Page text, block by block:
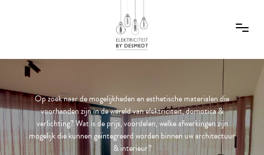
Op zoek naar de mogelijkheden en esthetische materialen die
voorhanden zijn in de wereld van elektriciteit, domotica &
verlichting? Wat is de prijs, voordelen, welke afwerkingen zijn
mogelijk die kunnen geïntegreerd worden binnen uw architectuur
& interieur?